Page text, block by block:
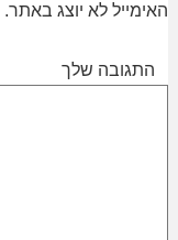
האימייל לא יוצג באתר.
התגובה שלך